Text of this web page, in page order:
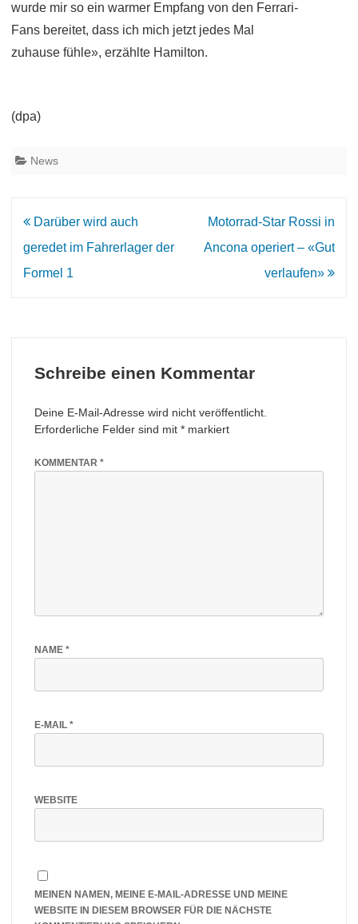
wurde mir so ein warmer Empfang von den Ferrari-
Fans bereitet, dass ich mich jetzt jedes Mal
zuhause fühle», erzählte Hamilton.
(dpa)
News
Beitrags-
Navigation
Darüber wird auch
geredet im Fahrerlager der
Formel 1
Motorrad-Star Rossi in
Ancona operiert – «Gut
verlaufen»
Schreibe einen Kommentar
Deine E-Mail-Adresse wird nicht veröffentlicht.
Erforderliche Felder sind mit * markiert
KOMMENTAR *
NAME *
E-MAIL *
WEBSITE
MEINEN NAMEN, MEINE E-MAIL-ADRESSE UND MEINE
WEBSITE IN DIESEM BROWSER FÜR DIE NÄCHSTE